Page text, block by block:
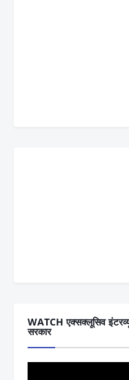
WATCH एक्सक्लूसिव
सरकार